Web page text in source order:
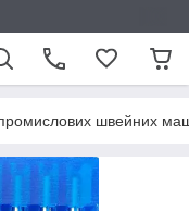
швейних